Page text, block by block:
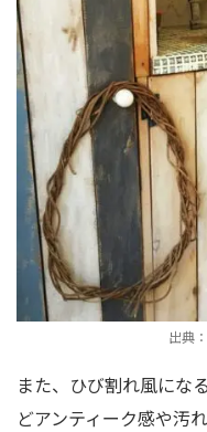
出典：
また、ひび割れ風にな
どアンティーク感や汚